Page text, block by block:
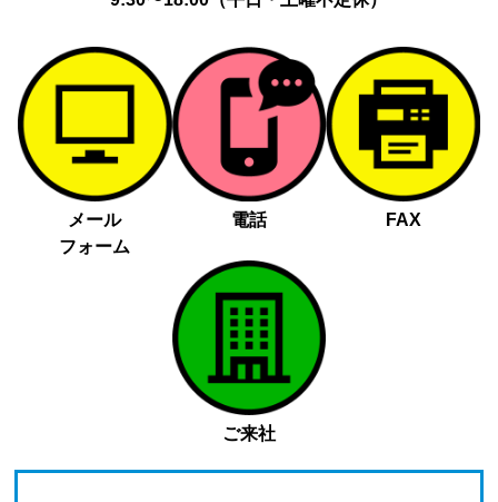
メール
フォーム
電話 FAX
ご来社